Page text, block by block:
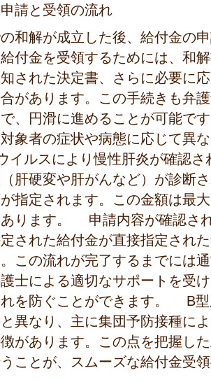
請と受領の流れ
和解が成立した後、給付金の
付金を受領するためには、和
された決定書、さらに必要に
があります。この手続きも弁
、円滑に進めることが可能
象者の症状や病態に応じて異
イルスにより慢性肝炎が確認さ
肝硬変や肝がんなど）が診断
指定されます。この金額は最
ります。 申請内容が確認さ
された給付金が直接指定され
この流れが完了するまでには
士による適切なサポートを受
を防ぐことができます。 B型
異なり、主に集団予防接種に
があります。この点を把握し
ことが、スムーズな給付金受